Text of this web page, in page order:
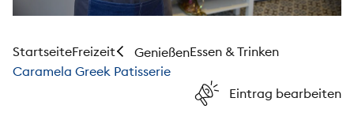
StartseiteFreizeit GenießenEssen & Trinken
Caramela Greek Patisserie
Eintrag bearbeiten